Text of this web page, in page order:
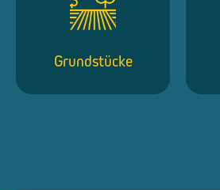
Grundstücke